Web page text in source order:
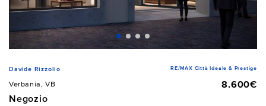
Davide Rizzolio RE/MAX Città Ideale & Prestige
Verbania, VB
8.600€
Negozio